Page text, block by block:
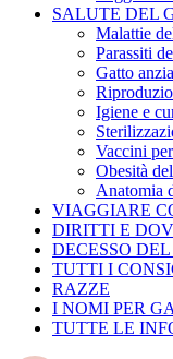
SALUTE DEL
Malattie
Parassiti
Gatto
Igiene e
Vaccini
Obesità
Anatomia
VIAGGIARE
DIRITTI E
DECESSO
TUTTI I
RAZZE
I NOMI PER
TUTTE LE